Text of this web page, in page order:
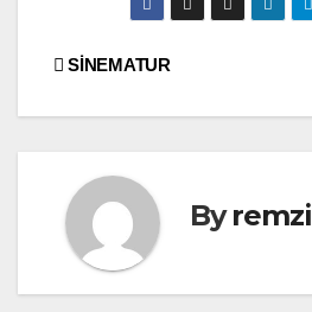
Yazı
gezinmesi
SİNEMATUR
Byremzi